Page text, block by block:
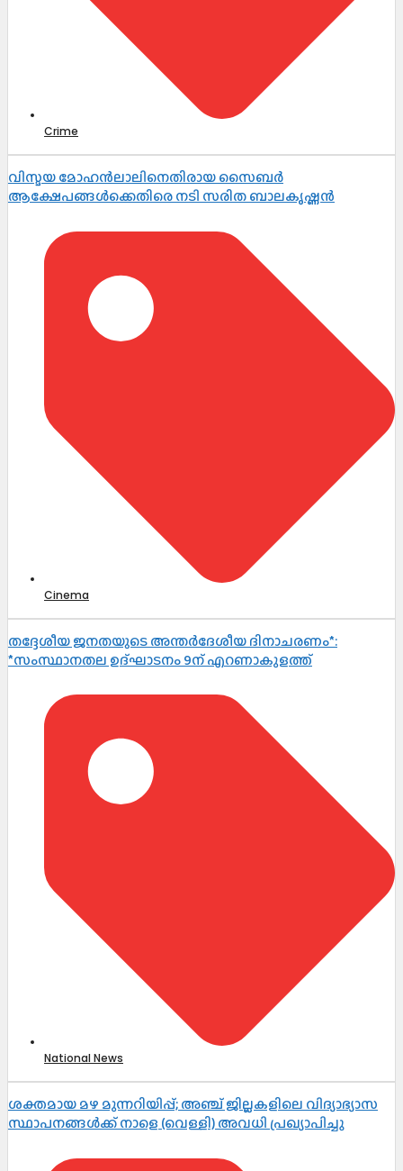
Crime
വിസ്മയ മോഹൻലാലിനെതിരായ സൈബർ
ആക്ഷേപങ്ങൾക്കെതിരെ നടി സരിത ബാലകൃഷ്ണൻ
Cinema
തദ്ദേശീയ ജനതയുടെ അന്തർദേശീയ ദിനാചരണം*:
*സംസ്ഥാനതല ഉദ്ഘാടനം 9ന് എറണാകുളത്ത്
National News
ശക്തമായ മഴ മുന്നറിയിപ്പ്; അഞ്ച് ജില്ലകളിലെ വിദ്യാഭ്യാസ
സ്ഥാപനങ്ങൾക്ക് നാളെ (വെള്ളി) അവധി പ്രഖ്യാപിച്ചു